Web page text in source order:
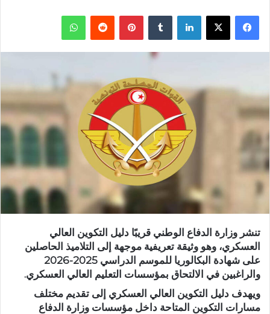
فيسبوك X لينكدإن بينتيريست واتساب
تنشر وزارة الدفاع الوطني قريبًا دليل التكوين العالي
العسكري، وهو وثيقة تعريفية موجهة إلى التلاميذ الحاصلين
على شهادة البكالوريا للموسم الدراسي 2025-2026
والراغبين في الالتحاق بمؤسسات التعليم العالي العسكري.
ويهدف دليل التكوين العالي العسكري إلى تقديم مختلف
مسارات التكوين المتاحة داخل مؤسسات وزارة الدفاع